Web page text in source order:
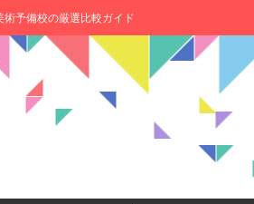
予備校の厳選比較ガイド